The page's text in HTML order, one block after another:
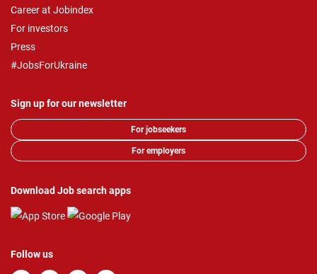
Career at Jobindex
For investors
Press
#JobsForUkraine
Sign up for our newsletter
For jobseekers
For employers
Download Job search apps
Follow us